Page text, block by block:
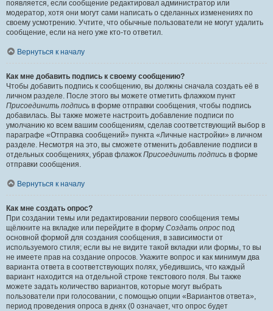
появляется, если сообщение редактировал администратор или
модератор, хотя они могут сами написать о сделанных изменениях по
своему усмотрению. Учтите, что обычные пользователи не могут удалить
сообщение, если на него уже кто-то ответил.
Вернуться к началу
Как мне добавить подпись к своему сообщению?
Чтобы добавить подпись к сообщению, вы должны сначала создать её в
личном разделе. После этого вы можете отметить флажком пункт
Присоединить подпись в форме отправки сообщения, чтобы подпись
добавилась. Вы также можете настроить добавление подписи по
умолчанию ко всем вашим сообщениям, сделав соответствующий выбор в
параграфе «Отправка сообщений» пункта «Личные настройки» в личном
разделе. Несмотря на это, вы сможете отменить добавление подписи в
отдельных сообщениях, убрав флажок Присоединить подпись в форме
отправки сообщения.
Вернуться к началу
Как мне создать опрос?
При создании темы или редактировании первого сообщения темы
щёлкните на вкладке или перейдите в форму Создать опрос под
основной формой для создания сообщения, в зависимости от
используемого стиля; если вы не видите такой вкладки или формы, то вы
не имеете прав на создание опросов. Укажите вопрос и как минимум два
варианта ответа в соответствующих полях, убедившись, что каждый
вариант находится на отдельной строке текстового поля. Вы также
можете задать количество вариантов, которые могут выбрать
пользователи при голосовании, с помощью опции «Вариантов ответа»,
период проведения опроса в днях (0 означает, что опрос будет